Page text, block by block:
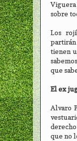
Viguera
sobre
Los
tienen
que
El ex
Alvaro
que no